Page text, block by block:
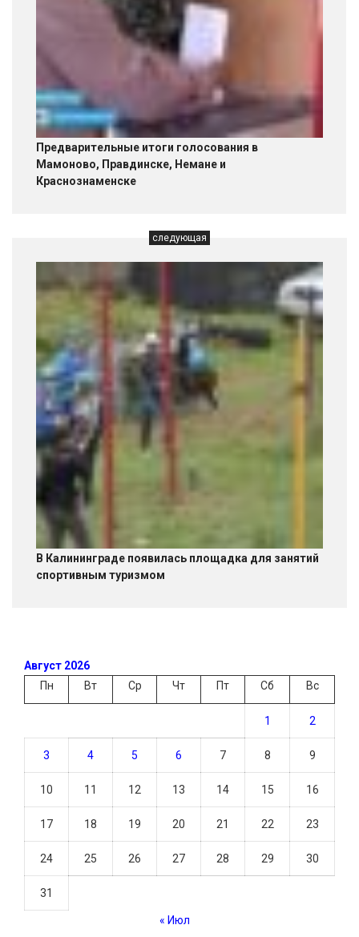
Предварительные итоги голосования в
Мамоново, Правдинске, Немане и
Краснознаменске
следующая
В Калининграде появилась площадка для занятий
спортивным туризмом
Август 2026
Пн
Вт Ср Чт Пт Сб Вс
1 2
3 4 5 6 7 8 9
10 11 12 13 14 15 16
17 18 19 20 21 22 23
24 25 26 27 28 29 30
31
« Июл